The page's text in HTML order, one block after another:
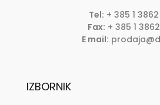
Tel: + 385 1 3862
Fax: + 385 1
E mail:
IZBORNIK